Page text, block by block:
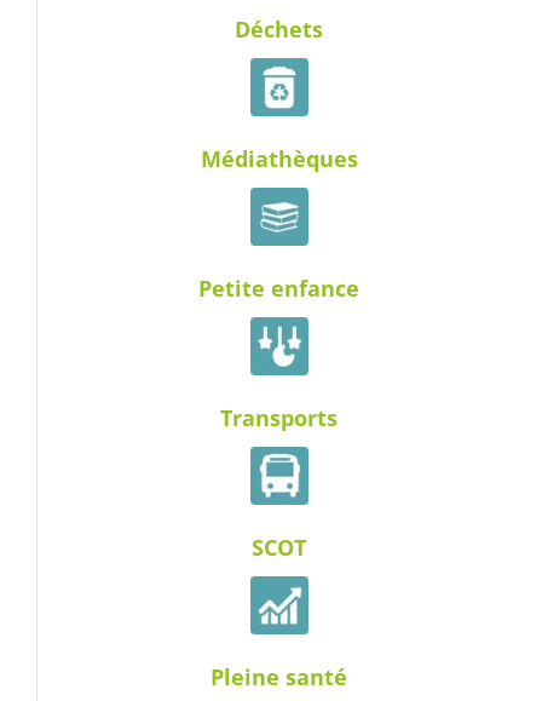
Déchets
Médiathèques
Petite enfance
Transports
SCOT
Pleine santé